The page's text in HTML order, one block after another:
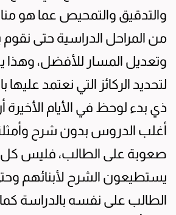
والتدقيق والتمحيص عما هو
من المراحل الدراسية حتى نقوم
وتعديل المسار للأفضل، وهذا
لتحديد الركائز التي نعتمد عليها
ذي بدء لوحظ في الأيام
أغلب الدروس بدون شرح
صعوبة على الطالب، فليس كل
يستطيعون الشرح لأبنائهم
الطالب على نفسه بالدراسة كما